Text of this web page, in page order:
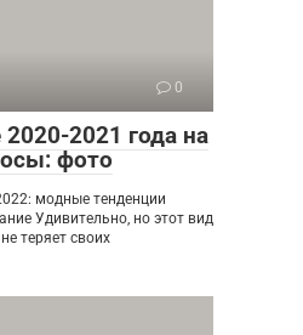
0
2021 года на
фото
модные тенденции
Удивительно, но этот вид
теряет своих